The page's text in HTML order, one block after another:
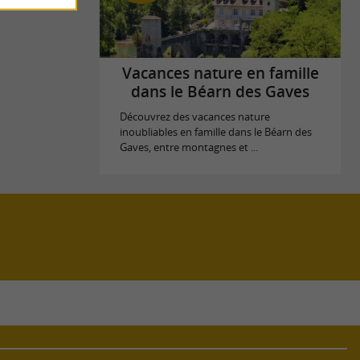
Vacances nature en famille
dans le Béarn des Gaves
Découvrez des vacances nature
inoubliables en famille dans le Béarn des
Gaves, entre montagnes et ...